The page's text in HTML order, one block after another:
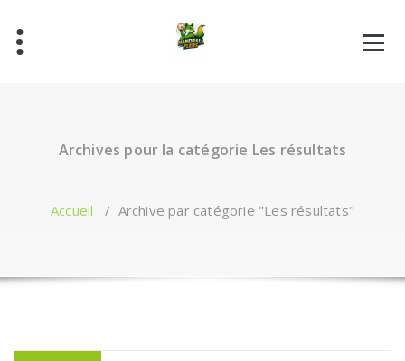
contenu
Archives pour la catégorie Les résultats
Accueil / Archive par catégorie "Les résultats"